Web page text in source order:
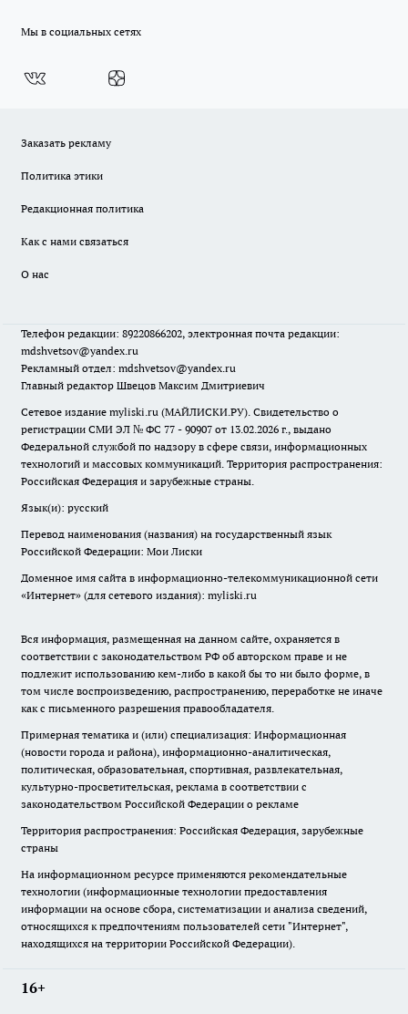
Мы в социальных сетях
Заказать рекламу
Политика этики
Редакционная политика
Как с нами связаться
О нас
Телефон редакции: 89220866202, электронная почта редакции:
mdshvetsov@yandex.ru
Рекламный отдел: mdshvetsov@yandex.ru
Главный редактор Швецов Максим Дмитриевич
Сетевое издание myliski.ru (МАЙЛИСКИ.РУ). Свидетельство о
регистрации СМИ ЭЛ № ФС 77 - 90907 от 13.02.2026 г., выдано
Федеральной службой по надзору в сфере связи, информационных
технологий и массовых коммуникаций. Территория распространения:
Российская Федерация и зарубежные страны.
Язык(и): русский
Перевод наименования (названия) на государственный язык
Российской Федерации: Мои Лиски
Доменное имя сайта в информационно-телекоммуникационной сети
«Интернет» (для сетевого издания): myliski.ru
Вся информация, размещенная на данном сайте, охраняется в
соответствии с законодательством РФ об авторском праве и не
подлежит использованию кем-либо в какой бы то ни было форме, в
том числе воспроизведению, распространению, переработке не иначе
как с письменного разрешения правообладателя.
Примерная тематика и (или) специализация: Информационная
(новости города и района), информационно-аналитическая,
политическая, образовательная, спортивная, развлекательная,
культурно-просветительская, реклама в соответствии с
законодательством Российской Федерации о рекламе
Территория распространения: Российская Федерация, зарубежные
страны
На информационном ресурсе применяются рекомендательные
технологии (информационные технологии предоставления
информации на основе сбора, систематизации и анализа сведений,
относящихся к предпочтениям пользователей сети "Интернет",
находящихся на территории Российской Федерации).
16+